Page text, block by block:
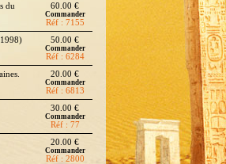
du
60.00 €
Commander
Réf : 7155
50.00 €
Commander
Réf : 6284
20.00 €
Commander
Réf : 6813
30.00 €
Commander
Réf : 77
20.00 €
Commander
Réf : 2800